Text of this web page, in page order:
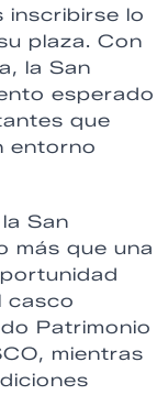
inscribirse lo
plaza. Con
la San
esperado
que
entorno
San
más que una
casco
Patrimonio
mientras